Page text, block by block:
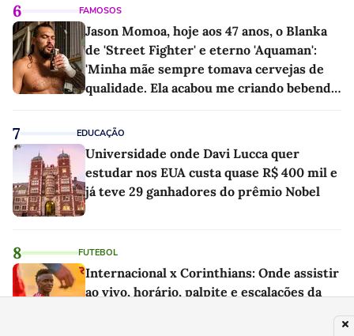
6 FAMOSOS
Jason Momoa, hoje aos 47 anos, o Blanka
de 'Street Fighter' e eterno 'Aquaman':
'Minha mãe sempre tomava cervejas de
qualidade. Ela acabou me criando bebendo
7 EDUCAÇÃO
Universidade onde Davi Lucca quer
estudar nos EUA custa quase R$ 400 mil e
já teve 29 ganhadores do prêmio Nobel
8 FUTEBOL
Internacional x Corinthians: Onde assistir
ao vivo, horário, palpite e escalações da